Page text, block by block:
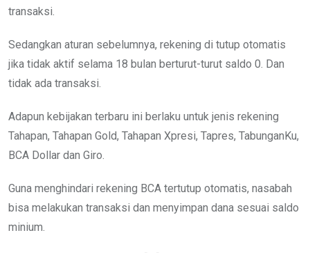
transaksi.
Sedangkan aturan sebelumnya, rekening di tutup otomatis
jika tidak aktif selama 18 bulan berturut-turut saldo 0. Dan
tidak ada transaksi.
Adapun kebijakan terbaru ini berlaku untuk jenis rekening
Tahapan, Tahapan Gold, Tahapan Xpresi, Tapres, TabunganKu,
BCA Dollar dan Giro.
Guna menghindari rekening BCA tertutup otomatis, nasabah
bisa melakukan transaksi dan menyimpan dana sesuai saldo
minium.